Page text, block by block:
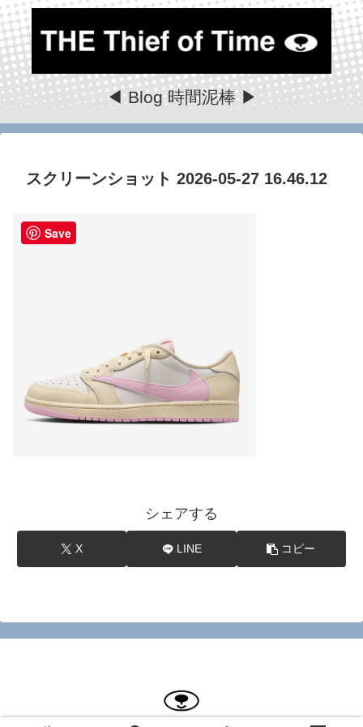
◀ Blog 時間泥棒 ▶
スクリーンショット 2026-05-27 16.46.12
シェアする
X LINE コピー
Save